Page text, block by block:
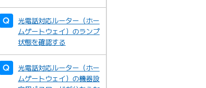
光電話対応ルーター（ホー
ムゲートウェイ）のランプ
状態を確認する
光電話対応ルーター（ホー
ムゲートウェイ）の機器設